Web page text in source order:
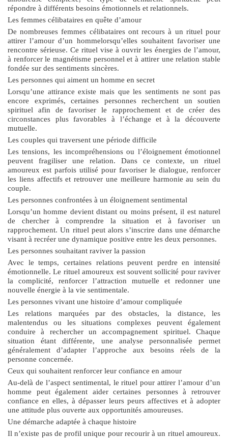
répondre à différents besoins émotionnels et relationnels.
Les femmes célibataires en quête d’amour
De nombreuses femmes célibataires ont recours à un rituel pour
attirer l’amour d’un hommelorsqu’elles souhaitent favoriser une
rencontre sérieuse. Ce rituel vise à ouvrir les énergies de l’amour,
à renforcer le magnétisme personnel et à attirer une relation stable
fondée sur des sentiments sincères.
Les personnes qui aiment un homme en secret
Lorsqu’une attirance existe mais que les sentiments ne sont pas
encore exprimés, certaines personnes recherchent un soutien
spirituel afin de favoriser le rapprochement et de créer des
circonstances plus favorables à l’échange et à la découverte
mutuelle.
Les couples qui traversent une période difficile
Les tensions, les incompréhensions ou l’éloignement émotionnel
peuvent fragiliser une relation. Dans ce contexte, un rituel
amoureux est parfois utilisé pour favoriser le dialogue, renforcer
les liens affectifs et retrouver une meilleure harmonie au sein du
couple.
Les personnes confrontées à un éloignement sentimental
Lorsqu’un homme devient distant ou moins présent, il est naturel
de chercher à comprendre la situation et à favoriser un
rapprochement. Un rituel peut alors s’inscrire dans une démarche
visant à recréer une dynamique positive entre les deux personnes.
Les personnes souhaitant raviver la passion
Avec le temps, certaines relations peuvent perdre en intensité
émotionnelle. Le rituel amoureux est souvent sollicité pour raviver
la complicité, renforcer l’attraction mutuelle et redonner une
nouvelle énergie à la vie sentimentale.
Les personnes vivant une histoire d’amour compliquée
Les relations marquées par des obstacles, la distance, les
malentendus ou les situations complexes peuvent également
conduire à rechercher un accompagnement spirituel. Chaque
situation étant différente, une analyse personnalisée permet
généralement d’adapter l’approche aux besoins réels de la
personne concernée.
Ceux qui souhaitent renforcer leur confiance en amour
Au-delà de l’aspect sentimental, lerituel pour attirer l’amour d’un
homme peut également aider certaines personnes à retrouver
confiance en elles, à dépasser leurs peurs affectives et à adopter
une attitude plus ouverte aux opportunités amoureuses.
Une démarche adaptée à chaque histoire
Il n’existe pas de profil unique pour recourir à un rituel amoureux.